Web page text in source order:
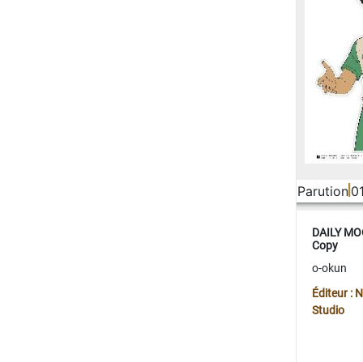
Parution
DAILY
Copy
o-okun
Éditeur :
Studio